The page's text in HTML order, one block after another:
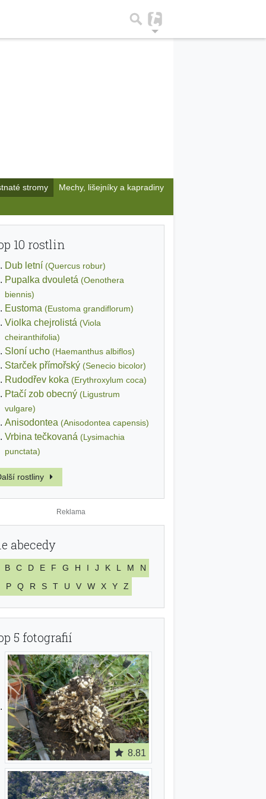
stromy Mechy, lišejníky a kapradiny
10 rostlin
Dub letní (Quercus robur)
Pupalka dvouletá (Oenothera
biennis)
Eustoma (Eustoma grandiflorum)
Violka chejrolistá (Viola
cheiranthifolia)
Sloní ucho (Haemanthus albiflos)
Starček přímořský (Senecio bicolor)
Rudodřev koka (Erythroxylum coca)
Ptačí zob obecný (Ligustrum
vulgare)
Anisodontea (Anisodontea capensis)
Vrbina tečkovaná (Lysimachia
punctata)
rostliny
abecedy
B C D E F G H I J K L M
N
P
Q R S T U V W X Y Z
5 fotografií
8.81